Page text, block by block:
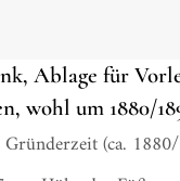
Ablage für
wohl um 1880/
Gründerzeit (ca.